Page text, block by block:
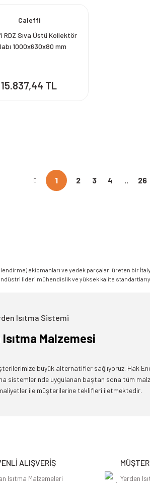
Caleffi
RDZ Sıva Üstü Kollektör
1000x630x80 mm
15.837,44 TL
1 2 3 4 .. 26
ekipmanları ve yedek parçaları üreten
lideri mühendislik ve yüksek kalite
Isıtma Sistemi
Malzemesi
büyük alternatifler sağlıyoruz. Hak
sistemlerinde uygulanan baştan sona tüm
ile müşterilerine teklifleri iletmektedir.
ALIŞVERİŞ
Isıtma Malzemeleri
Yerden